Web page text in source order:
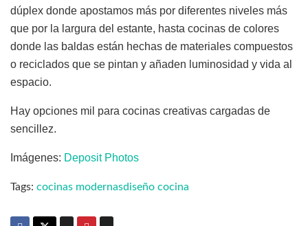
dúplex donde apostamos más por diferentes niveles más
que por la largura del estante, hasta cocinas de colores
donde las baldas están hechas de materiales compuestos
o reciclados que se pintan y añaden luminosidad y vida al
espacio.
Hay opciones mil para cocinas creativas cargadas de
sencillez.
Imágenes: Deposit Photos
Tags: cocinas modernasdiseño cocina